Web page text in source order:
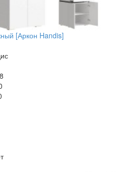
[Аркон Handis]